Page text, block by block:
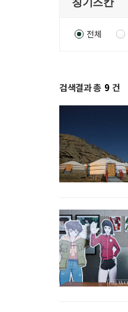
전체
검색결과 총 9 건